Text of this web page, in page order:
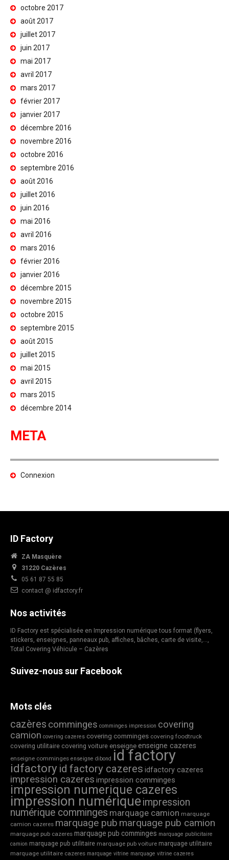
octobre 2017
août 2017
juillet 2017
juin 2017
mai 2017
avril 2017
mars 2017
février 2017
janvier 2017
décembre 2016
novembre 2016
octobre 2016
septembre 2016
août 2016
juillet 2016
juin 2016
mai 2016
avril 2016
mars 2016
février 2016
janvier 2016
décembre 2015
novembre 2015
octobre 2015
septembre 2015
août 2015
juillet 2015
mai 2015
avril 2015
mars 2015
décembre 2014
META
Connexion
ID Factory
ZA Masquère
31220 Cazères
05 61 87 55 85
contact @ idfactory.fr
Nos activités
ID Factory est spécialisée en Impression numérique tous format (flyers,
stickers, enseignes, panneaux pub, affiches, bâches, carte de visite,…,
Total Covering Véhicule – Cazères
Suivez-nous sur Facebook
Mots clés
cazères comminges comminges impression covering
camion covering cazeres covering comminges covering foodtruck
covering utilitaire covering voiture enseigne enseigne cazeres
enseigne comminges enseigne dibond id factory
idfactory id factory cazeres idfactory cazeres
impression cazeres impression comminges
impression numerique cazeres
impression numériqueimpression
numérique comminges marquage camion marquage
camion cazeres marquage pub marquage pub camion
marquage pub cazeres marquage pub comminges marquage publicitaire
camion marquage pub utilitaire marquage pub voiture marquage utilitaire
marquage utilitaire cazeres marquage vitrine marquage vitrine cazeres